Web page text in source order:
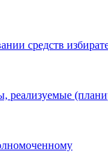
средств
реализуемые